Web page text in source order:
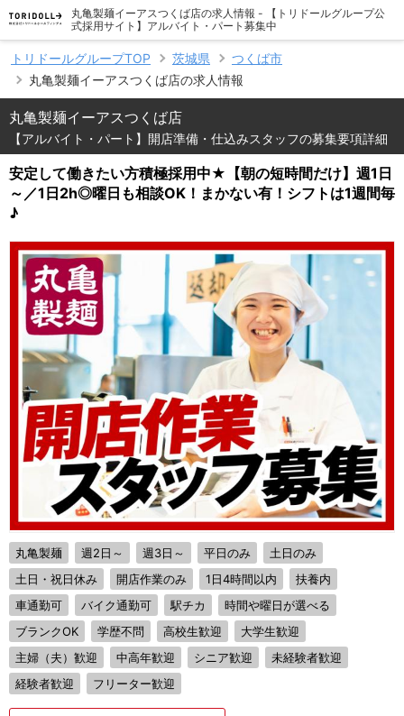
丸亀製麺イーアスつくば店の求人情報 - 【トリドールグループ公
式採用サイト】アルバイト・パート募集中
トリドールグループTOP 茨城県
つくば市
丸亀製麺イーアスつくば店の求人情報
丸亀製麺イーアスつくば店
【アルバイト・パート】開店準備・仕込みスタッフの募集要項詳細
安定して働きたい方積極採用中★【朝の短時間だけ】週1日
～／1日2h◎曜日も相談OK！まかない有！シフトは1週間毎
♪
丸亀製麺 週2日～ 週3日～ 平日のみ
土日のみ
土日・祝日休み
開店作業のみ 1日4時間以内
扶養内
車通勤可
バイク通勤可 駅チカ
時間や曜日が選べる
ブランクOK
学歴不問 高校生歓迎
大学生歓迎
主婦（夫）歓迎
中高年歓迎 シニア歓迎
未経験者歓迎
経験者歓迎
フリーター歓迎